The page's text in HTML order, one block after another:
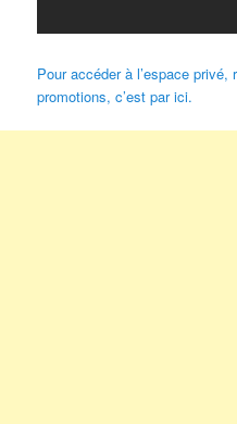
Pour accéder à l’espace
promotions, c’est par ici.